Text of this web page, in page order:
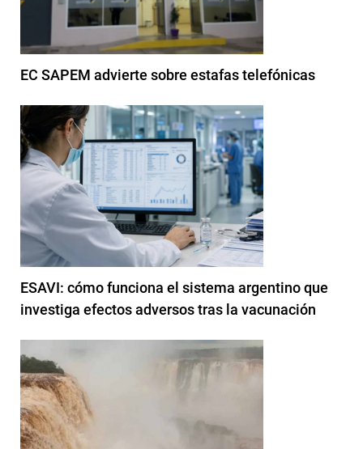
EC SAPEM advierte sobre estafas telefónicas
ESAVI: cómo funciona el sistema argentino que
investiga efectos adversos tras la vacunación